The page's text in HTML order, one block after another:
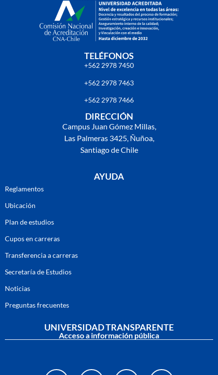
TELÉFONOS
+562 2978 7450
+562 2978 7463
+562 2978 7466
DIRECCIÓN
Campus Juan Gómez Millas,
Las Palmeras 3425, Ñuñoa,
Santiago de Chile
AYUDA
Reglamentos
Ubicación
Plan de estudios
Cupos en carreras
Transferencia a carreras
Secretaría de Estudios
Noticias
Preguntas frecuentes
UNIVERSIDAD TRANSPARENTE
Acceso a información pública